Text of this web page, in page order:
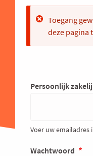
Toegang
deze pagina
Persoonlijk
Voer uw emailadres
Wachtwoord